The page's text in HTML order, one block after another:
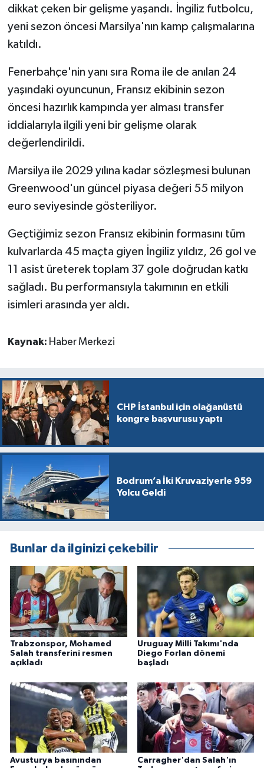
dikkat çeken bir gelişme yaşandı. İngiliz futbolcu,
yeni sezon öncesi Marsilya'nın kamp çalışmalarına
katıldı.
Fenerbahçe'nin yanı sıra Roma ile de anılan 24
yaşındaki oyuncunun, Fransız ekibinin sezon
öncesi hazırlık kampında yer alması transfer
iddialarıyla ilgili yeni bir gelişme olarak
değerlendirildi.
Marsilya ile 2029 yılına kadar sözleşmesi bulunan
Greenwood'un güncel piyasa değeri 55 milyon
euro seviyesinde gösteriliyor.
Geçtiğimiz sezon Fransız ekibinin formasını tüm
kulvarlarda 45 maçta giyen İngiliz yıldız, 26 gol ve
11 asist üreterek toplam 37 gole doğrudan katkı
sağladı. Bu performansıyla takımının en etkili
isimleri arasında yer aldı.
Kaynak: Haber Merkezi
CHP İstanbul için olağanüstü
kongre başvurusu yaptı
Bodrum’a İki Kruvaziyerle 959
Yolcu Geldi
Bunlar da ilginizi çekebilir
Trabzonspor, Mohamed
Salah transferini resmen
açıkladı
Uruguay Milli Takımı'nda
Diego Forlan dönemi
başladı
Avusturya basınından
Carragher'dan Salah'ın